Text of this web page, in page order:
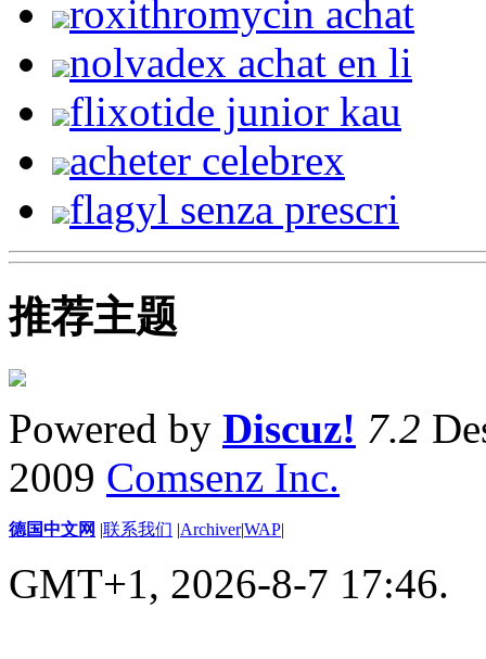
roxithromycin achat
nolvadex achat en li
flixotide junior kau
acheter celebrex
flagyl senza prescri
推荐主题
Powered by Discuz! 7.2
2009 Comsenz Inc.
德国中文网 |联系我们 |Archiver|WAP|
GMT+1, 2026-8-7 17:46.